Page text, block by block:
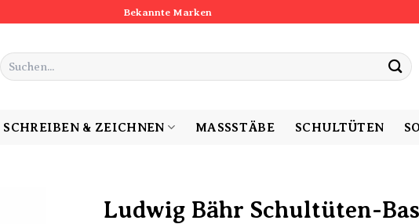
Bekannte Marken
Suchen
nach:
SCHREIBEN & ZEICHNEN MASSSTÄBE SCHULTÜTEN
Ludwig Bähr Schultüten-